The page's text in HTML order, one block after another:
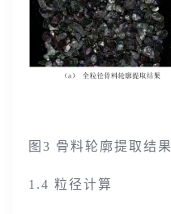
图3 骨料轮廓提取结果
1.4 粒径计算